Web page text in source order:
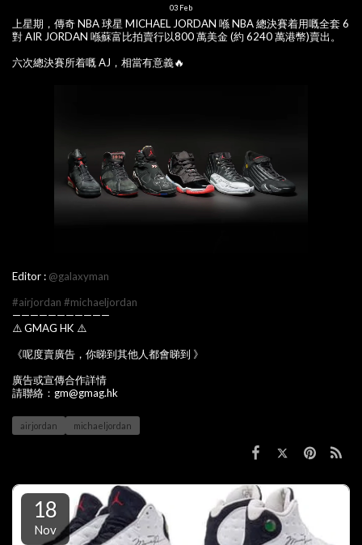
03 Feb
上星期，傳奇 NBA 球星 MICHAEL JORDAN 喺 NBA 總決賽着用嘅全套 6
對 AIR JORDAN 喺蘇富比拍賣行以800 萬美金 (約 6240 萬港幣)賣出。
六次總決賽所着嘅 AJ，相當有意義🔥
Editor : @galaxyman
#airjordan #michaeljordan
———————————
⚠️ GMAG HK ⚠️
《呢度賣廣告，你睇到其他人都會睇到 》
廣告或宣傳合作詳情
請聯絡：gm@gmag.hk
airjordan michaeljordan
18
Nov